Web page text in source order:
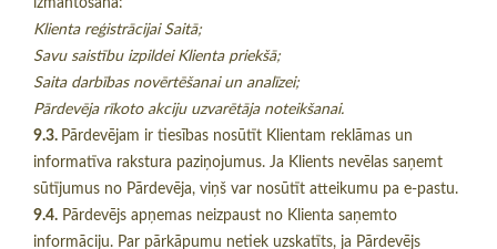
izmantošana:
Klienta reģistrācijai Saitā;
Savu saistību izpildei Klienta priekšā;
Saita darbības novērtēšanai un analīzei;
Pārdevēja rīkoto akciju uzvarētāja noteikšanai.
9.3. Pārdevējam ir tiesības nosūtīt Klientam reklāmas un
informatīva rakstura paziņojumus. Ja Klients nevēlas saņemt
sūtījumus no Pārdevēja, viņš var nosūtīt atteikumu pa e-pastu.
9.4. Pārdevējs apņemas neizpaust no Klienta saņemto
informāciju. Par pārkāpumu netiek uzskatīts, ja Pārdevējs